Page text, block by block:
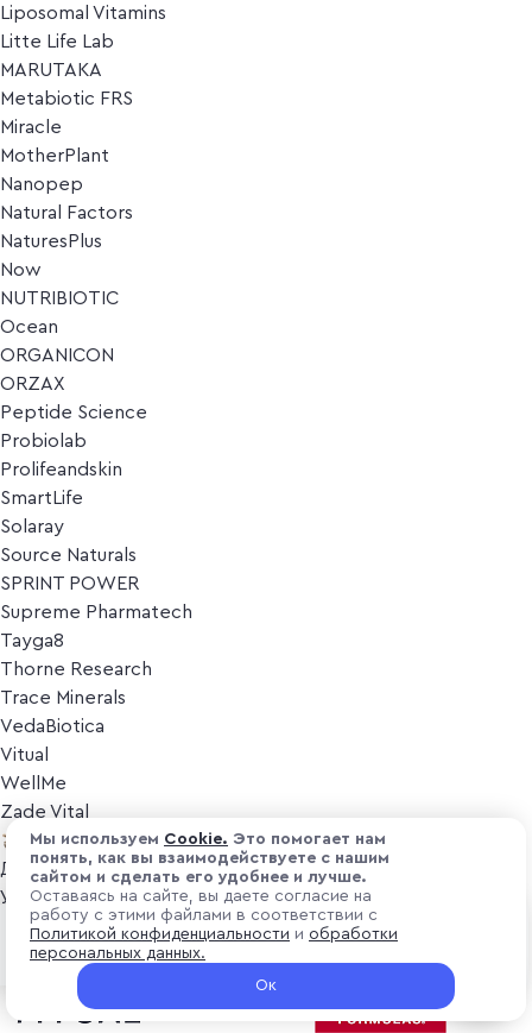
Liposomal Vitamins
Litte Life Lab
MARUTAKA
Metabiotic FRS
Miracle
MotherPlant
Nanopep
Natural Factors
NaturesPlus
Now
NUTRIBIOTIC
Ocean
ORGANICON
ORZAX
Peptide Science
Probiolab
Prolifeandskin
SmartLife
Solaray
Source Naturals
SPRINT POWER
Supreme Pharmatech
Tayga8
Thorne Research
Trace Minerals
VedaBiotica
Vitual
WellMe
Zade Vital
Косметика
Дезодоранты
Уход за лицом
Уход за телом
Популярные бренды
₽ 3 100
+ 93 ₽ витуальками
В корзину
Мы используем Cоokіе. Это помогает нам
понять, как вы взаимодействуете с нашим
сайтом и сделать его удобнее и лучше.
Оставаясь на сайте, вы даете согласие на
работу с этими файлами в соответствии с
Политикой конфиденциальности и обработки
персональных данных.
Ок